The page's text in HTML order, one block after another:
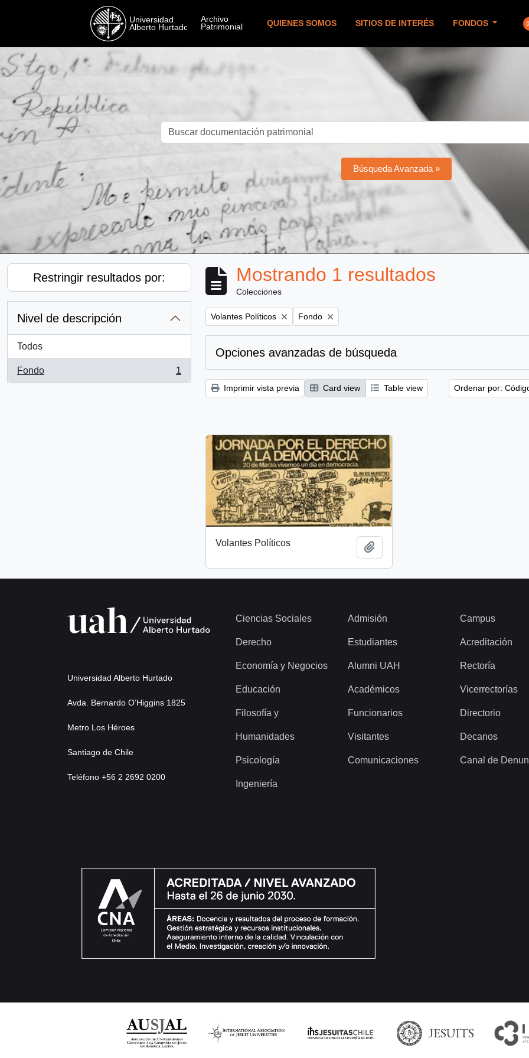
QUIENES SOMOS SITIOS DE INTERÉS FONDOS
Búsqueda Avanzada »
Restringir resultados por:
Nivel de descripción
Todos
Fondo
, 1 resultados
1
Mostrando 1 resultados
Colecciones
Remove filter:
Volantes Políticos Remove filter:
Fondo
Opciones avanzadas de búsqueda
Imprimir vista previa Card view Table view Ordenar por:
Volantes Políticos
Universidad Alberto Hurtado
Avda. Bernardo O’Higgins 1825
Metro Los Héroes
Santiago de Chile
Teléfono +56 2 2692 0200
Ciencias Sociales
Derecho
Economía y Negocios
Educación
Filosofía y
Humanidades
Psicología
Ingeniería
Admisión
Estudiantes
Alumni UAH
Académicos
Funcionarios
Visitantes
Comunicaciones
Campus
Acreditación
Rectoría
Vicerrectorías
Directorio
Decanos
Canal de